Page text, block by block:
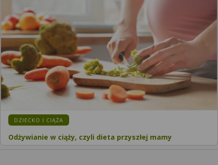
DZIECKO I CIĄŻA
Odżywianie w ciąży, czyli dieta przyszłej mamy